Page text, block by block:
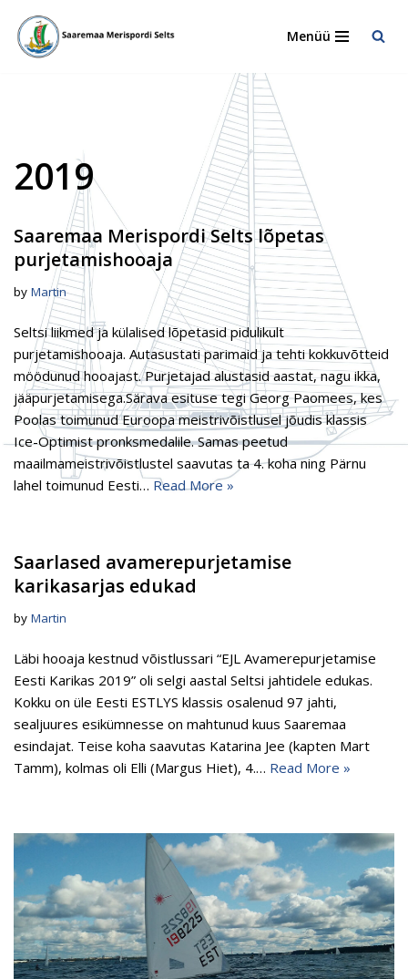
Skip
Menüü
2019
Saaremaa Merispordi Selts lõpetas
purjetamishooaja
by Martin
Seltsi liikmed ja külalised lõpetasid pidulikult
purjetamishooaja. Autasustati parimaid ja tehti kokkuvõtteid
möödunud hooajast. Purjetajad alustasid aastat, nagu ikka,
jääpurjetamisega.Särava esituse tegi Georg Paomees, kes
Poolas toimunud Euroopa meistrivõistlusel jõudis klassis
Ice-Optimist pronksmedalile. Samas peetud
maailmameistrivõistlustel saavutas ta 4. koha ning Pärnu
lahel toimunud Eesti…Read More »
Saarlased avamerepurjetamise
karikasarjas edukad
by Martin
Läbi hooaja kestnud võistlussari “EJL Avamerepurjetamise
Eesti Karikas 2019” oli selgi aastal Seltsi jahtidele edukas.
Kokku on üle Eesti ESTLYS klassis osalenud 97 jahti,
sealjuures esikümnesse on mahtunud kuus Saaremaa
esindajat. Teise koha saavutas Katarina Jee (kapten Mart
Tamm), kolmas oli Elli (Margus Hiet), 4.… Read More »